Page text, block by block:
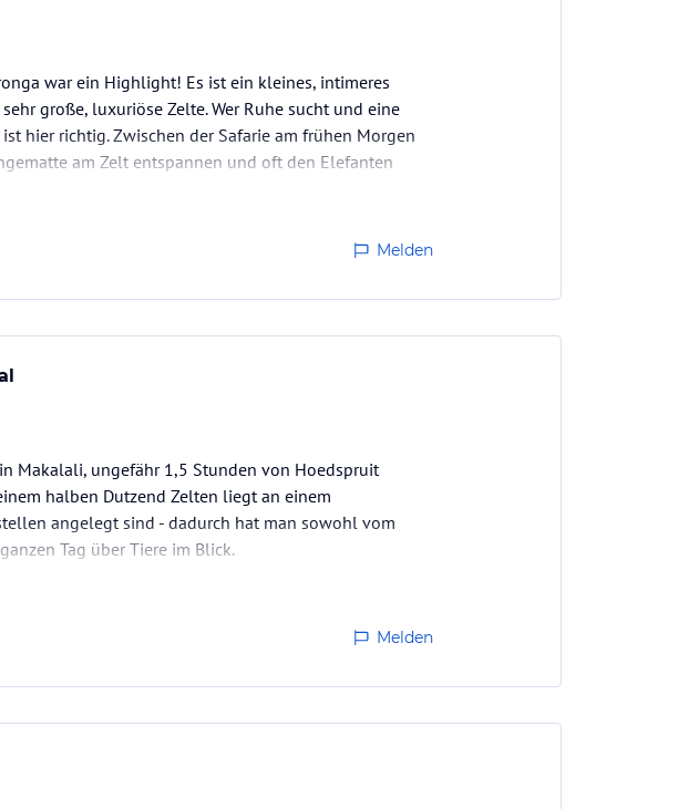
war ein Highlight! Es ist ein kleines, intimeres
große, luxuriöse Zelte. Wer Ruhe sucht und eine
hier richtig. Zwischen der Safarie am frühen Morgen
am Zelt entspannen und oft den Elefanten
Melden
Makalali, ungefähr 1,5 Stunden von Hoedspruit
halben Dutzend Zelten liegt an einem
angelegt sind - dadurch hat man sowohl vom
Tag über Tiere im Blick.
Melden